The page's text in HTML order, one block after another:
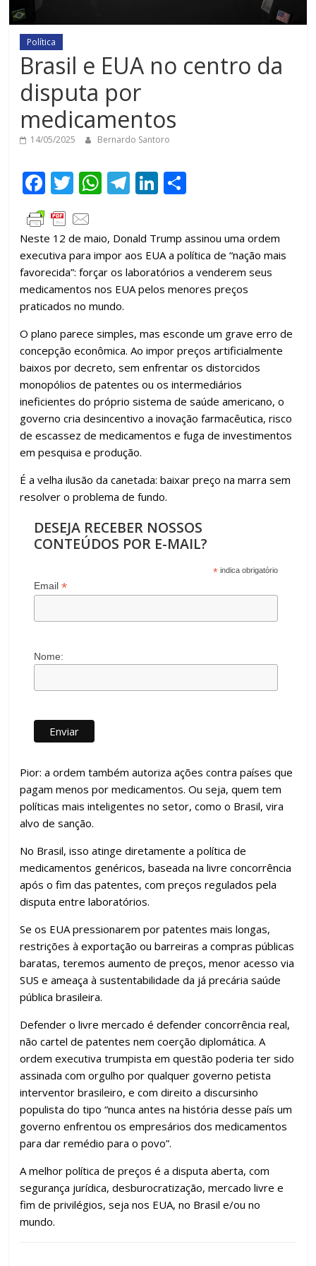
Política
Brasil e EUA no centro da
disputa por
medicamentos
14/05/2025 Bernardo Santoro
F
ac
e
b
o
o
k
T
w
itt
er
W
at
s
A
p
p
T
e
gr
a
m
Li
e
dI
n
m
p
ar
til
ar
Neste 12 de maio, Donald Trump assinou uma ordem
executiva para impor aos EUA a política de “nação mais
favorecida”: forçar os laboratórios a venderem seus
medicamentos nos EUA pelos menores preços
praticados no mundo.
O plano parece simples, mas esconde um grave erro de
concepção econômica. Ao impor preços artificialmente
baixos por decreto, sem enfrentar os distorcidos
monopólios de patentes ou os intermediários
ineficientes do próprio sistema de saúde americano, o
governo cria desincentivo a inovação farmacêutica, risco
de escassez de medicamentos e fuga de investimentos
em pesquisa e produção.
É a velha ilusão da canetada: baixar preço na marra sem
resolver o problema de fundo.
DESEJA RECEBER NOSSOS
CONTEÚDOS POR E-MAIL?
* indica obrigatório
Email*
Nome:
Pior: a ordem também autoriza ações contra países que
pagam menos por medicamentos. Ou seja, quem tem
políticas mais inteligentes no setor, como o Brasil, vira
alvo de sanção.
No Brasil, isso atinge diretamente a política de
medicamentos genéricos, baseada na livre concorrência
após o fim das patentes, com preços regulados pela
disputa entre laboratórios.
Se os EUA pressionarem por patentes mais longas,
restrições à exportação ou barreiras a compras públicas
baratas, teremos aumento de preços, menor acesso via
SUS e ameaça à sustentabilidade da já precária saúde
pública brasileira.
Defender o livre mercado é defender concorrência real,
não cartel de patentes nem coerção diplomática. A
ordem executiva trumpista em questão poderia ter sido
assinada com orgulho por qualquer governo petista
interventor brasileiro, e com direito a discursinho
populista do tipo “nunca antes na história desse país um
governo enfrentou os empresários dos medicamentos
para dar remédio para o povo”.
A melhor política de preços é a disputa aberta, com
segurança jurídica, desburocratização, mercado livre e
fim de privilégios, seja nos EUA, no Brasil e/ou no
mundo.